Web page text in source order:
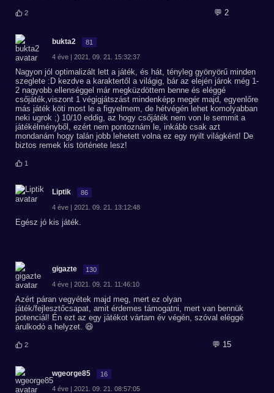
2 💬 2
bukta2 81
4 éve | 2021. 09. 21. 15:32:37
Nagyon jól optimalizált lett a játék, és hát, tényleg gyönyörű minden
szeglete :D kezdve a karaktertől a világig, bár az elején járok még 1-
2 nagyobb ellenséggel már megküzdöttem benne és eléggé
csőjáték,viszont 1 végigjátszást mindenképp megér majd, egyenlőre
más játék köti most le a figyelmem, de hétvégén lehet komolyabban
neki ugrok ;) 10/10 eddig, az hogy csőjáték nem von le semmit a
játékélményből, ezért nem pontoznám le, inkább csak azt
mondanám hogy talán jobb lehetett volna ez egy nyilt világként! De
biztos remek kis története lesz!
1
Liptik 86
4 éve | 2021. 09. 21. 13:12:48
Egész jó kis játék.
gigazte 130
4 éve | 2021. 09. 21. 11:46:10
Azért páran vegyétek majd meg, mert ez olyan
játék/fejlesztőcsapat, amit érdemes támogatni, mert van bennük
potenciál! Én ezt az egy játékot vártam év végén, szóval eléggé
árulkodó a helyzet. 😆
2 💬 15
wgeorge85 16
4 éve | 2021. 09. 21. 08:57:05